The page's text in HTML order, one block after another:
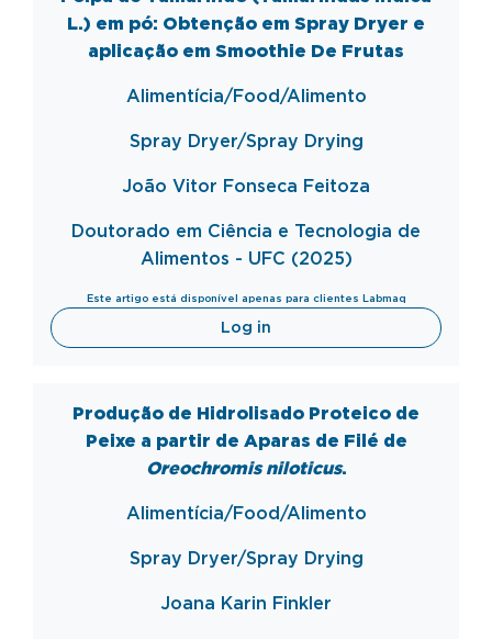
L.) em pó: Obtenção em Spray Dryer e
aplicação em Smoothie De Frutas
Alimentícia/Food/Alimento
Spray Dryer/Spray Drying
João Vitor Fonseca Feitoza
Doutorado em Ciência e Tecnologia de
Alimentos - UFC (2025)
Este artigo está disponível apenas para clientes Labmaq
Log in
Produção de Hidrolisado Proteico de
Peixe a partir de Aparas de Filé de
Oreochromis niloticus.
Alimentícia/Food/Alimento
Spray Dryer/Spray Drying
Joana Karin Finkler